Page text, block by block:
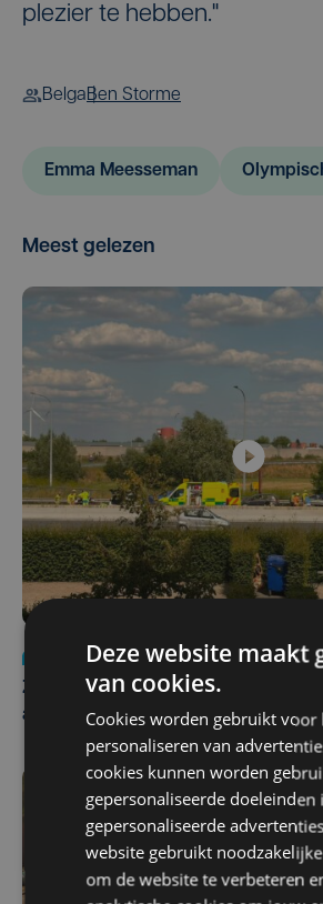
plezier te hebben."
BelgaBen Storme
Emma Meesseman
Meest gelezen
Nieuws Update
za 1
Zwaar ongeval op E403 in Izegem:
afgesloten
Deze website maakt
van cookies.
Cookies worden gebruikt voor
personaliseren van
cookies kunnen worden
gepersonaliseerde doeleinden
gepersonaliseerde
website gebruikt
om de website te verbeteren